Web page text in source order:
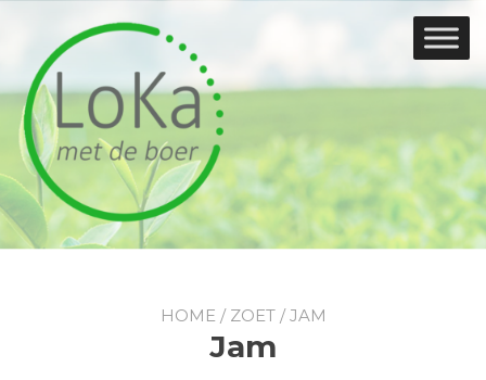
inhoud
HOME / ZOET/ JAM
Jam